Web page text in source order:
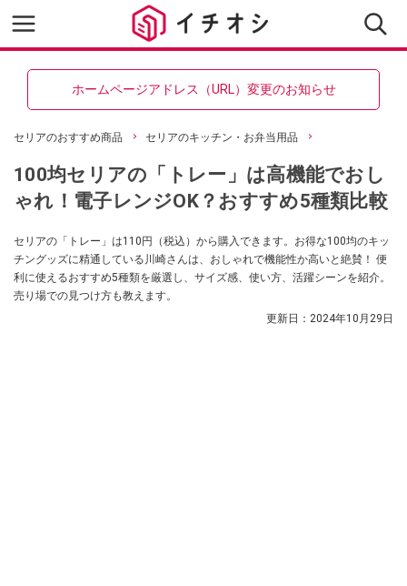
ホームページアドレス（URL）変更のお知らせ
セリアのおすすめ商品 セリアのキッチン・お弁当用品
100均セリアの「トレー」は高機能でおし
ゃれ！電子レンジOK？おすすめ5種類比較
セリアの「トレー」は110円（税込）から購入できます。お得な100均のキッ
チングッズに精通している川崎さんは、おしゃれで機能性か高いと絶賛！ 便
利に使えるおすすめ5種類を厳選し、サイズ感、使い方、活躍シーンを紹介。
売り場での見つけ方も教えます。
更新日： 2024年10月29日